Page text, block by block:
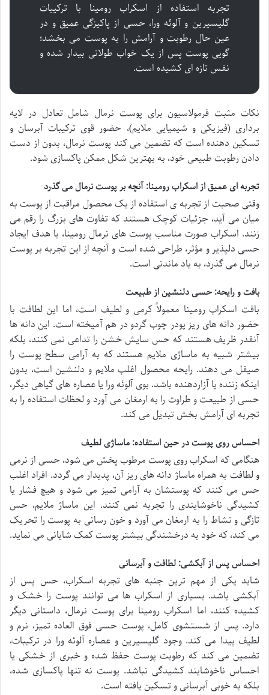
تجربه استفاده از اسکراب رومینا با ترکیبات
گلیسیرین و آلوئه ورا، حسی از پاکیزگی عمیق و در
عین حال رطوبت و آرامش را به پوست می بخشد؛
گویی پوست پس از یک خواب طولانی بیدار شده و
نفس تازه ای کشیده است.
نکات مثبت فرمولاسیون برای پوست نرمال شامل تعادل در لایه
برداری (فیزیکی و شیمیایی ملایم)، حضور قوی ترکیبات آبرسان و
تسکین دهنده است که تضمین می کند پوست نرمال، بدون از دست
دادن رطوبت طبیعی خود، به بهترین شکل ممکن پاکسازی شود.
تجربه ای عمیق از اسکراب رومینا: آنچه بر پوست نرمال می گذرد
وقتی صحبت از تجربه ی استفاده از یک محصول مراقبت از پوست به
میان می آید، جزئیات کوچک هستند که تفاوت های بزرگ را رقم می
زنند. اسکراب صورت مناسب پوست های نرمال رومینا، با هدف ایجاد
حسی دلپذیر و مؤثر، طراحی شده است و آنچه از این تجربه بر پوست
نرمال می گذرد، به یاد ماندنی است.
بافت و رایحه: حسی دلنشین از طبیعت
بافت اسکراب رومینا معمولاً کرمی و لطیف است، اما این لطافت با
حضور دانه های ریز پودر چوب گردو در هم آمیخته است. این دانه ها
آنقدر ظریف هستند که حس سایش خشن را تداعی نمی کنند، بلکه
بیشتر شبیه به ماساژی ملایم هستند که به آرامی سطح پوست را
صیقل می دهند. رایحه محصول اغلب ملایم و دلنشین است، بدون
اینکه زننده یا آزاردهنده باشد. بوی آلوئه ورا یا عصاره های گیاهی دیگر،
حسی از طبیعت و طراوت را به ارمغان می آورد و لحظات استفاده را به
تجربه ای آرامش بخش تبدیل می کند.
احساس روی پوست در حین استفاده: ماساژی لطیف
هنگامی که اسکراب روی پوست مرطوب پخش می شود، حسی از نرمی
و لطافت به همراه ماساژ دانه های ریز آن، پدیدار می گردد. افراد اغلب
حس می کنند که پوستشان به آرامی تمیز می شود و هیچ فشار یا
کشیدگی ناخوشایندی را تجربه نمی کنند. این ماساژ ملایم، حس
تازگی و نشاط را به ارمغان می آورد و خون رسانی به پوست را تحریک
می کند، که خود به درخشندگی بیشتر پوست کمک شایانی می نماید.
احساس پس از آبکشی: لطافت و آبرسانی
شاید یکی از مهم ترین جنبه های تجربه اسکراب، حس پس از
آبکشی باشد. بسیاری از اسکراب ها می توانند پوست را خشک و
کشیده کنند، اما اسکراب رومینا برای پوست نرمال، داستانی دیگر
دارد. پس از شستشوی کامل، پوست حسی فوق العاده تمیز، نرم و
لطیف پیدا می کند. وجود گلیسیرین و عصاره آلوئه ورا در ترکیبات،
تضمین می کند که رطوبت پوست حفظ شده و خبری از خشکی یا
احساس ناخوشایند کشیدگی نباشد. پوست نه تنها پاکسازی شده،
بلکه به خوبی آبرسانی و تسکین یافته است.